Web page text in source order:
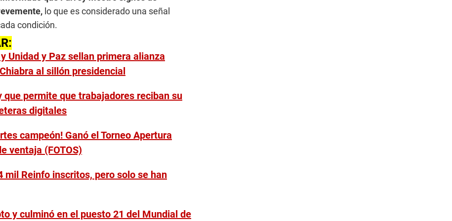
lo que es considerado una señal
condición.
Unidad y Paz sellan primera alianza
al sillón presidencial
que permite que trabajadores reciban su
digitales
campeón! Ganó el Torneo Apertura
ventaja (FOTOS)
mil Reinfo inscritos, pero solo se han
y culminó en el puesto 21 del Mundial de